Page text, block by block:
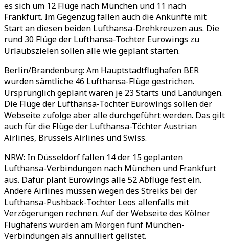
es sich um 12 Flüge nach München und 11 nach
Frankfurt. Im Gegenzug fallen auch die Ankünfte mit
Start an diesen beiden Lufthansa-Drehkreuzen aus. Die
rund 30 Flüge der Lufthansa-Tochter Eurowings zu
Urlaubszielen sollen alle wie geplant starten.
Berlin/Brandenburg: Am Hauptstadtflughafen BER
wurden sämtliche 46 Lufthansa-Flüge gestrichen.
Ursprünglich geplant waren je 23 Starts und Landungen.
Die Flüge der Lufthansa-Tochter Eurowings sollen der
Webseite zufolge aber alle durchgeführt werden. Das gilt
auch für die Flüge der Lufthansa-Töchter Austrian
Airlines, Brussels Airlines und Swiss.
NRW: In Düsseldorf fallen 14 der 15 geplanten
Lufthansa-Verbindungen nach München und Frankfurt
aus. Dafür plant Eurowings alle 52 Abflüge fest ein.
Andere Airlines müssen wegen des Streiks bei der
Lufthansa-Pushback-Tochter Leos allenfalls mit
Verzögerungen rechnen. Auf der Webseite des Kölner
Flughafens wurden am Morgen fünf München-
Verbindungen als annulliert gelistet.